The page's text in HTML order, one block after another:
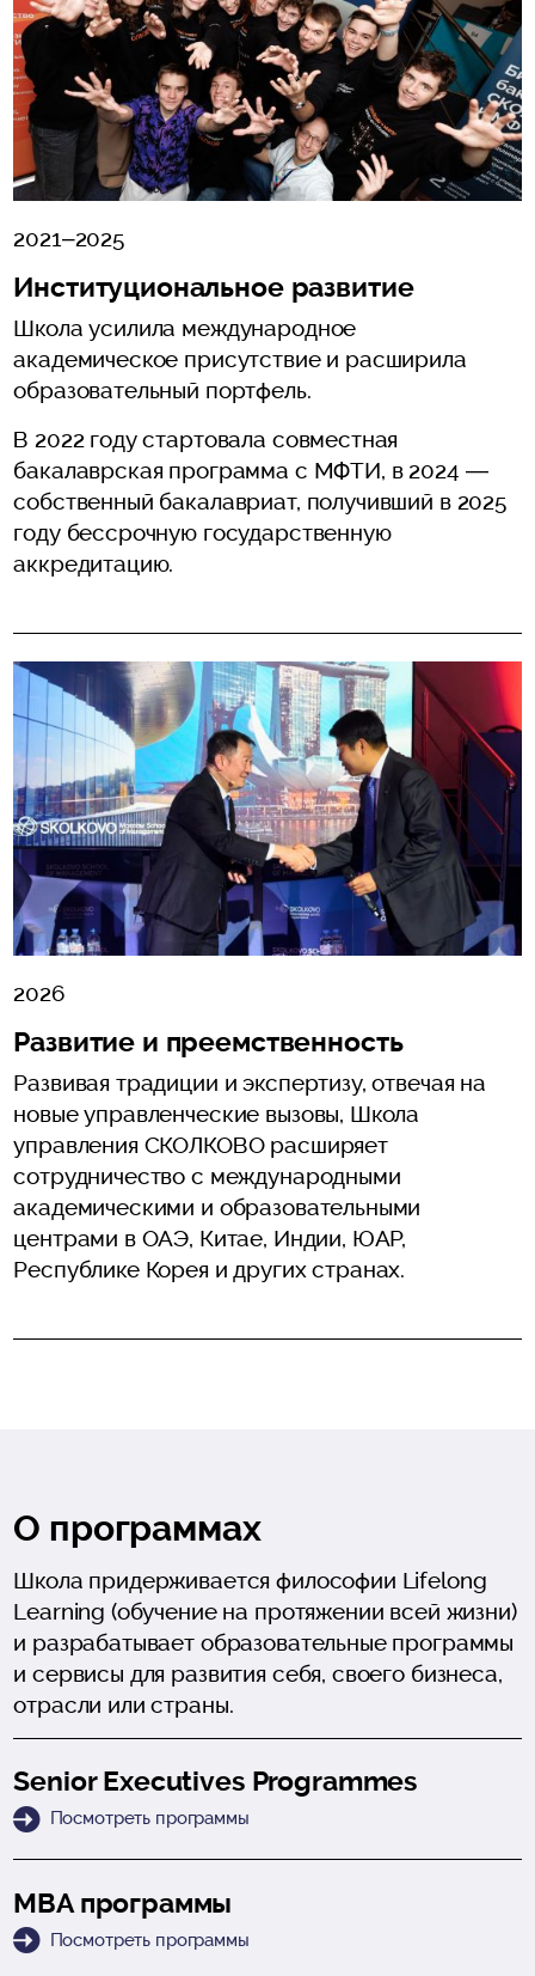
2021–2025
Институциональное развитие
Школа усилила международное
академическое присутствие и расширила
образовательный портфель.
В 2022 году стартовала совместная
бакалаврская программа с МФТИ, в 2024 —
собственный бакалавриат, получивший в 2025
году бессрочную государственную
аккредитацию.
2026
Развитие и преемственность
Развивая традиции и экспертизу, отвечая на
новые управленческие вызовы, Школа
управления СКОЛКОВО расширяет
сотрудничество с международными
академическими и образовательными
центрами в ОАЭ, Китае, Индии, ЮАР,
Республике Корея и других странах.
О программах
Школа придерживается философии Lifelong
Learning (обучение на протяжении всей жизни)
и разрабатывает образовательные программы
и сервисы для развития себя, своего бизнеса,
отрасли или страны.
Senior Executives Programmes
Посмотреть программы
MBA программы
Посмотреть программы